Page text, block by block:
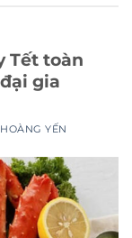
Tết toàn
gia
HOÀNG YẾN